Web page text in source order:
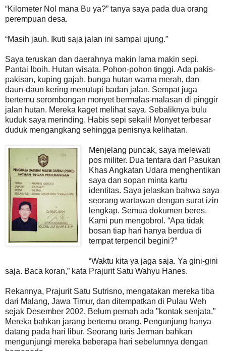
“Kilometer Nol mana Bu ya?” tanya saya pada dua orang
perempuan desa.
“Masih jauh. Ikuti saja jalan ini sampai ujung.”
Saya teruskan dan daerahnya makin lama makin sepi.
Pantai Iboih. Hutan wisata. Pohon-pohon tinggi. Ada pakis-
pakisan, kuping gajah, bunga hutan warna merah, dan
daun-daun kering menutupi badan jalan. Sempat juga
bertemu serombongan monyet bermalas-malasan di pinggir
jalan hutan. Mereka kaget melihat saya. Sebaliknya bulu
kuduk saya merinding. Habis sepi sekali! Monyet terbesar
duduk mengangkang sehingga penisnya kelihatan.
Menjelang puncak, saya melewati
pos militer. Dua tentara dari Pasukan
Khas Angkatan Udara menghentikan
saya dan sopan minta kartu
identitas. Saya jelaskan bahwa saya
seorang wartawan dengan surat izin
lengkap. Semua dokumen beres.
Kami pun mengobrol. “Apa tidak
bosan tiap hari hanya berdua di
tempat terpencil begini?”
“Waktu kita ya jaga saja. Ya gini-gini
saja. Baca koran,” kata Prajurit Satu Wahyu Hanes.
Rekannya, Prajurit Satu Sutrisno, mengatakan mereka tiba
dari Malang, Jawa Timur, dan ditempatkan di Pulau Weh
sejak Desember 2002. Belum pernah ada "kontak senjata."
Mereka bahkan jarang bertemu orang. Pengunjung hanya
datang pada hari libur. Seorang turis Jerman bahkan
mengunjungi mereka beberapa hari sebelumnya dengan